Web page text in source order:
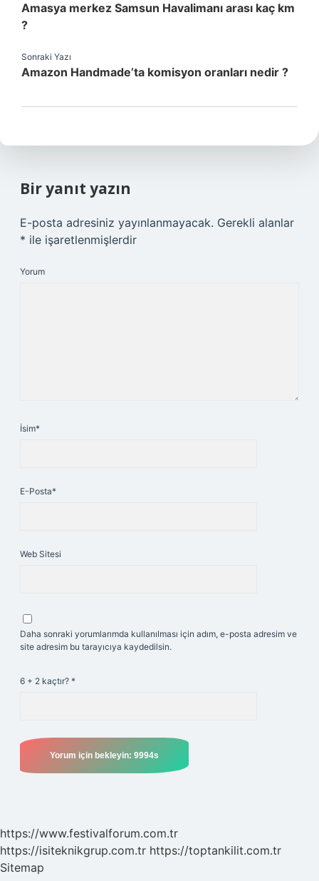
Amasya merkez Samsun Havalimanı arası kaç km
?
Sonraki Yazı
Amazon Handmade’ta komisyon oranları nedir ?
Bir yanıt yazın
E-posta adresiniz yayınlanmayacak. Gerekli alanlar
* ile işaretlenmişlerdir
Yorum
İsim*
E-Posta*
Web Sitesi
Daha sonraki yorumlarımda kullanılması için adım, e-posta adresim ve
site adresim bu tarayıcıya kaydedilsin.
6 + 2 kaçtır? *
https://www.festivalforum.com.tr
https://isiteknikgrup.com.tr https://toptankilit.com.tr
Sitemap